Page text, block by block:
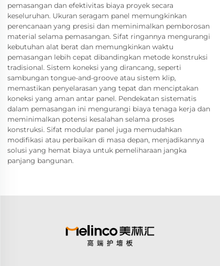
pemasangan dan efektivitas biaya proyek secara
keseluruhan. Ukuran seragam panel memungkinkan
perencanaan yang presisi dan meminimalkan pemborosan
material selama pemasangan. Sifat ringannya mengurangi
kebutuhan alat berat dan memungkinkan waktu
pemasangan lebih cepat dibandingkan metode konstruksi
tradisional. Sistem koneksi yang dirancang, seperti
sambungan tongue-and-groove atau sistem klip,
memastikan penyelarasan yang tepat dan menciptakan
koneksi yang aman antar panel. Pendekatan sistematis
dalam pemasangan ini mengurangi biaya tenaga kerja dan
meminimalkan potensi kesalahan selama proses
konstruksi. Sifat modular panel juga memudahkan
modifikasi atau perbaikan di masa depan, menjadikannya
solusi yang hemat biaya untuk pemeliharaan jangka
panjang bangunan.